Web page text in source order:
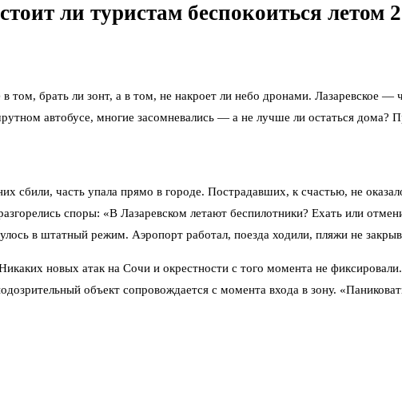
ли туристам беспокоиться летом
в том, брать ли зонт, а в том, не накроет ли небо дронами.
автобусе, многие засомневались — а не лучше ли остаться дома?
сбили, часть упала прямо в городе. Пострадавших, к счастью, не
споры: «В Лазаревском летают беспилотники? Ехать или
в штатный режим. Аэропорт работал, поезда ходили, пляжи не
новых атак на Сочи и окрестности с того момента не
объект сопровождается с момента входа в зону.